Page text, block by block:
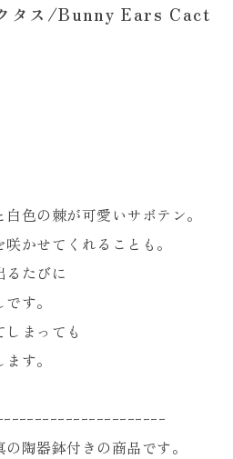
タス/Bunny Ears Cact
色の棘が可愛いサボテン。
かせてくれることも。
るたびに
す。
まっても
す。
ｰｰｰｰｰｰｰｰｰｰｰｰｰｰｰｰｰｰｰｰ
陶器鉢付きの商品です。